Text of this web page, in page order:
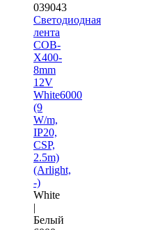
039043
Светодиодная
лента
COB-
X400-
8mm
12V
White6000
(9
W/m,
IP20,
CSP,
2.5m)
(Arlight,
-)
White
|
Белый